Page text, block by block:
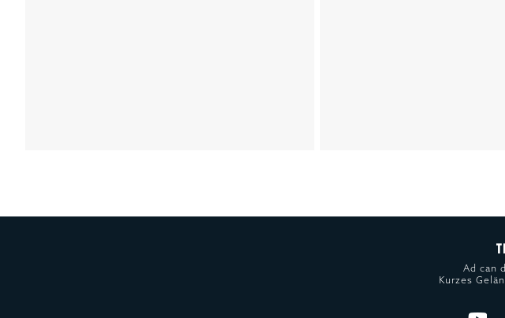
Ad can
Kurzes